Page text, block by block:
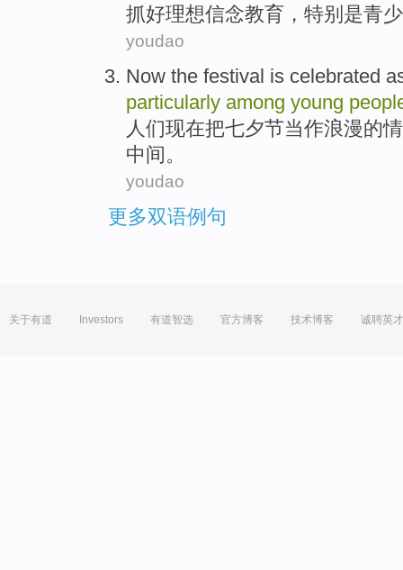
抓好理想信念教育 ， 特别是青
youdao
Now the festival is celebrated
particularly among young
人们现在把七夕节当作浪漫的
中间。
youdao
更多双语例句
关于有道 Investors 有道智选 官方博客 技术博客 诚聘英才